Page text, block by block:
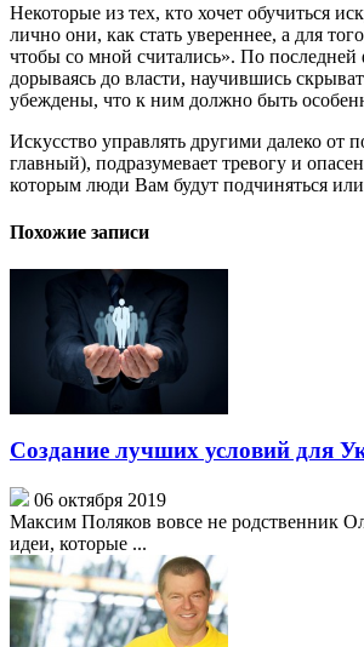
Некоторые из тех, кто хочет обучиться
лично они, как стать увереннее, а для
чтобы со мной считались». По
дорываясь до власти, научившись
убеждены, что к ним должно быть
Искусство управлять другими далеко от
главный), подразумевает тревогу и
которым люди Вам будут подчиняться или
Похожие записи
Создание лучших условий для
06 октября 2019
Максим Поляков вовсе не родственник
идеи, которые ...